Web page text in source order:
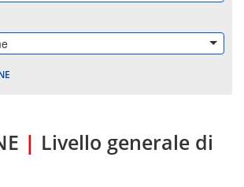
| Livello generale di